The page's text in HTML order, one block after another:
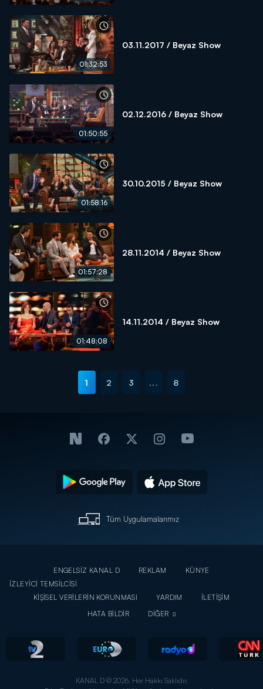
01:32:53
03.11.2017 / Beyaz Show
01:50:55
02.12.2016 / Beyaz Show
01:58:16
30.10.2015 / Beyaz Show
01:57:28
28.11.2014 / Beyaz Show
01:48:08
14.11.2014 / Beyaz Show
1 2 3 ... 8
Tüm Uygulamalarımız
ENGELSİZ KANAL D REKLAM
KÜNYE
İZLEYİCİ TEMSİLCİSİ
KİŞİSEL VERİLERİN KORUNMASI
YARDIM
İLETİŞİM
HATA BİLDİR
DİĞER
KANAL D © 2026. Her Hakkı Saklıdır.